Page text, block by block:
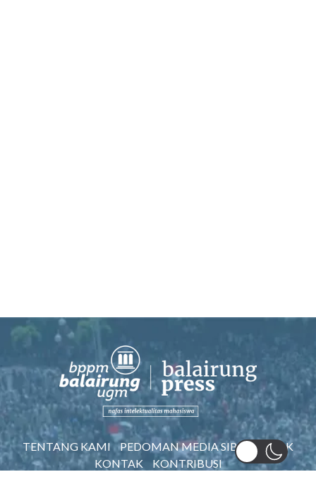
TENTANG KAMI PEDOMAN MEDIA SIBER
AWAK
KONTAK
KONTRIBUSI